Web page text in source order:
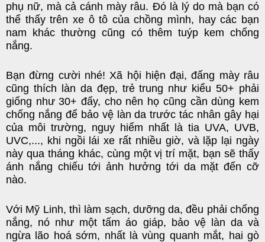
phụ nữ, mà cả cánh mày râu. Đó là lý do mà bạn có
thể thấy trên xe ô tô của chồng mình, hay các bạn
nam khác thường cũng có thêm tuýp kem chống
nắng.
Bạn đừng cười nhé! Xã hội hiện đại, đấng mày râu
cũng thích làn da đẹp, trẻ trung như kiểu 50+ phải
giống như 30+ đấy, cho nên họ cũng cần dùng kem
chống nắng để bảo vệ làn da trước tác nhân gây hại
của môi trường, nguy hiểm nhất là tia UVA, UVB,
UVC,..., khi ngồi lái xe rất nhiều giờ, và lặp lại ngày
này qua tháng khác, cùng một vị trí mặt, bạn sẽ thấy
ánh nắng chiếu tới ảnh hưởng tới da mặt đến cỡ
nào.
Với Mỹ Linh, thì làm sạch, dưỡng da, đều phải chống
nắng, nó như một tấm áo giáp, bảo vệ làn da và
ngừa lão hoá sớm, nhất là vùng quanh mắt, hai gò